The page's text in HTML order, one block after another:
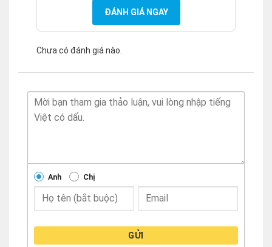
ĐÁNH GIÁ NGAY
Chưa có đánh giá nào.
Anh Chị
GỬI